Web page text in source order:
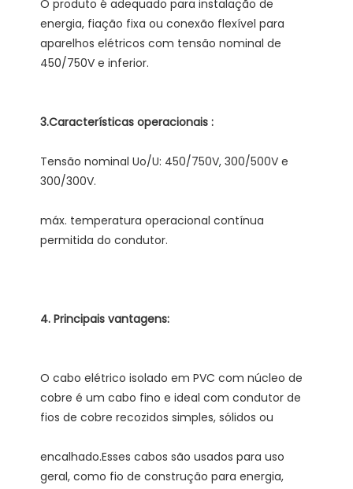
O produto é adequado para instalação de
energia, fiação fixa ou conexão flexível para
aparelhos elétricos com tensão nominal de
Tensão nominal Uo/U: 450/750V, 300/500V e
máx. temperatura operacional contínua
O cabo elétrico isolado em PVC com núcleo de
cobre é um cabo fino e ideal com condutor de
encalhado.Esses cabos são usados ​​para uso
geral, como fio de construção para energia,